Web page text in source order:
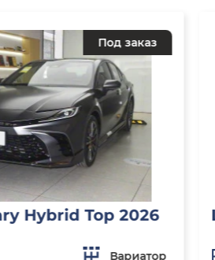
Под заказ
Hybrid Top 2026
Вариатор